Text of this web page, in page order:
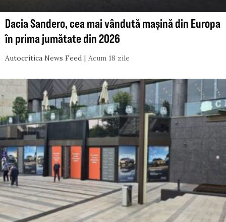
Dacia Sandero, cea mai vândută mașină din Europa
în prima jumătate din 2026
Autocritica News Feed Acum 18 zile